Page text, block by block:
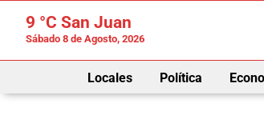
9 °C San Juan
Sábado 8 de Agosto, 2026
Locales Política